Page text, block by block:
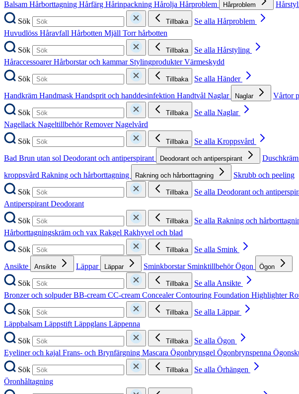
Balsam Hårborttagning Hårfärg Hårinpackning Hårolja Hårproblem Hårproblem
Sök
Tillbaka
Se alla Hårproblem
Huvudlöss Håravfall Hårbotten Mjäll Torr hårbotten
Sök
Tillbaka
Se alla Hårstyling
HåraccessoarerHårborstar och kammar StylingprodukterVärmeskydd
Sök
Tillbaka
Se alla Händer
Handkräm Handmask Handsprit och handdesinfektion Handtvål Naglar Naglar Vårtor
Sök
Tillbaka
Se alla Naglar
Nagellack NageltillbehörRemoverNagelvård
Sök
Tillbaka
Se alla Kroppsvård
Bad Brun utan sol Deodorant och antiperspirant Deodorant och antiperspirant
kroppsvård Rakning och hårborttagning Rakning och hårborttagning
Skrubb och peeling
Sök
Tillbaka
Se alla Deodorant och
Antiperspirant Deodorant
Sök
Tillbaka
Se alla Rakning och
Hårborttagningskräm och vax Rakgel Rakhyvel och blad
Sök
Tillbaka
Se alla Smink
Ansikte
Ansikte Läppar Läppar Sminkborstar SminktillbehörÖgon Ögon
Sök Tillbaka
Se alla Ansikte
Bronzer och solpuderBB-cream CC-cream ConcealerContouring Foundation Highlighter
Sök
Tillbaka
Se alla Läppar
Läppbalsam Läppstift Läppglans Läppenna
Sök
Tillbaka
Se alla Ögon
Eyeliner och kajal Frans- och Brynfärgning Mascara Ögonbrynsgel Ögonbrynspenna
Sök
Tillbaka
Se alla Örhängen
Öronhåltagning